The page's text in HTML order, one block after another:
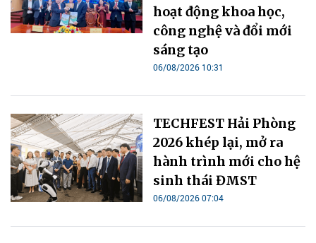
hoạt động khoa học,
công nghệ và đổi mới
sáng tạo
06/08/2026 10:31
TECHFEST Hải Phòng
2026 khép lại, mở ra
hành trình mới cho hệ
sinh thái ĐMST
06/08/2026 07:04